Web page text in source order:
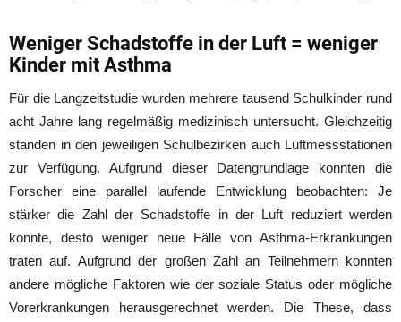
Weniger Schadstoffe in der Luft = weniger
Kinder mit Asthma
Für die Langzeitstudie wurden mehrere tausend Schulkinder rund
acht Jahre lang regelmäßig medizinisch untersucht. Gleichzeitig
standen in den jeweiligen Schulbezirken auch Luftmessstationen
zur Verfügung. Aufgrund dieser Datengrundlage konnten die
Forscher eine parallel laufende Entwicklung beobachten: Je
stärker die Zahl der Schadstoffe in der Luft reduziert werden
konnte, desto weniger neue Fälle von Asthma-Erkrankungen
traten auf. Aufgrund der großen Zahl an Teilnehmern konnten
andere mögliche Faktoren wie der soziale Status oder mögliche
Vorerkrankungen herausgerechnet werden. Die These, dass